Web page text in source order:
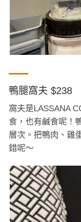
鴨腿窩夫 $238
窩夫是LASSANA
食，也有鹹食呢！
層次。把鴨肉、雞
錯呢～